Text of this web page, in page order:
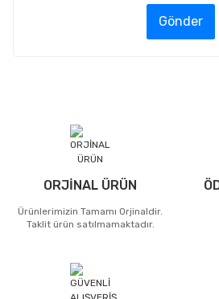
Gönder
ORJİNAL ÜRÜN
Ürünlerimizin Tamamı Orjinaldir.
Taklit ürün satılmamaktadır.